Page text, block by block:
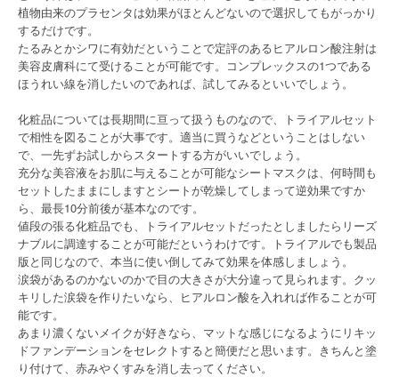
植物由来のプラセンタは効果がほとんどないので選択してもがっかり
するだけです。
たるみとかシワに有効だということで定評のあるヒアルロン酸注射は
美容皮膚科にて受けることが可能です。コンプレックスの1つである
ほうれい線を消したいのであれば、試してみるといいでしょう。
化粧品については長期間に亘って扱うものなので、トライアルセット
で相性を図ることが大事です。適当に買うなどということはしない
で、一先ずお試しからスタートする方がいいでしょう。
充分な美容液をお肌に与えることが可能なシートマスクは、何時間も
セットしたままにしますとシートが乾燥してしまって逆効果ですか
ら、最長10分前後が基本なのです。
値段の張る化粧品でも、トライアルセットだったとしましたらリーズ
ナブルに調達することが可能だというわけです。トライアルでも製品
版と同じなので、本当に使い倒してみて効果を体感しましょう。
涙袋があるのかないのかで目の大きさが大分違って見られます。クッ
キリした涙袋を作りたいなら、ヒアルロン酸を入れれば作ることが可
能です。
あまり濃くないメイクが好きなら、マットな感じになるようにリキッ
ドファンデーションをセレクトすると簡便だと思います。きちんと塗
り付けて、赤みやくすみを消し去ってください。